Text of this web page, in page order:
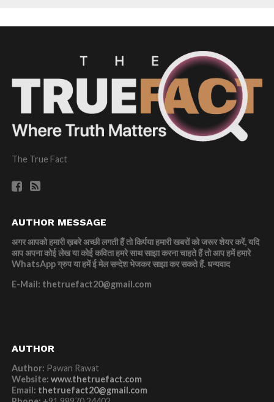
The True Fact
AUTHOR MESSAGE
अगर आपको हमारी ख़बरे अच्छी लगती हैं तो किर्पया हमारी खबरों को जरूर शेयर करें, यदि
आप अपना कोई लेख या कोई कविता हमरे साथ साझा करना चाहते हैं तो आप हमें हमारे
WhatsApp ग्रुप या हमें ई मेल सन्देश भेजकर साझा कर सकते हैं.धन्यवाद
E-Mail: thetruefact20@gmail.com
AUTHOR
Author: Pawan Rawat
Website: www.thetruefact.com
Email: thetruefact20@gmail.com